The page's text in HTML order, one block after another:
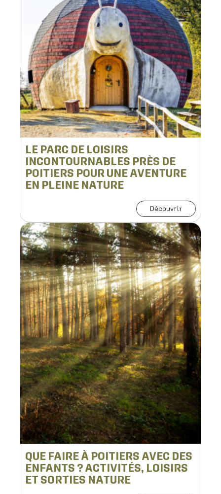
LE PARC DE LOISIRS
INCONTOURNABLES PRÈS DE
POITIERS POUR UNE AVENTURE
EN PLEINE NATURE
Découvrir
QUE FAIRE À POITIERS AVEC DES
ENFANTS ? ACTIVITÉS, LOISIRS
ET SORTIES NATURE